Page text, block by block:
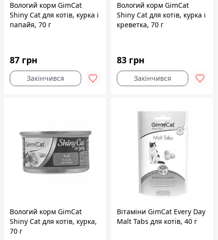
Вологий корм GimCat
Shiny Cat для котів, курка і
папайя, 70 г
87 грн
Закінчився
Вологий корм GimCat
Shiny Cat для котів, курка і
креветка, 70 г
83 грн
Закінчився
Вологий корм GimCat
Shiny Cat для котів, курка,
70 г
Вітаміни GimCat Every Day
Malt Tabs для котів, 40 г